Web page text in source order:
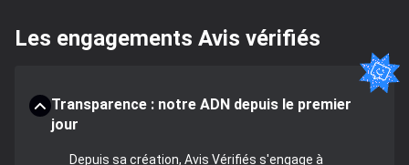
Les engagements Avis vérifiés
Transparence : notre ADN depuis le premier
jour
Depuis sa création, Avis Vérifiés s'engage à